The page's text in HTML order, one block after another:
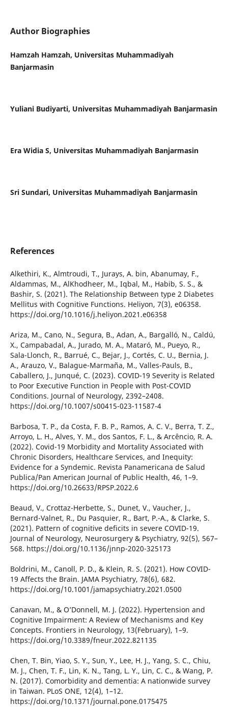
Author Biographies
Hamzah Hamzah, Universitas Muhammadiyah
Banjarmasin
Yuliani Budiyarti, Universitas Muhammadiyah Banjarmasin
Era Widia S, Universitas Muhammadiyah Banjarmasin
Sri Sundari, Universitas Muhammadiyah Banjarmasin
References
Alkethiri, K., Almtroudi, T., Jurays, A. bin, Abanumay, F.,
Aldammas, M., AlKhodheer, M., Iqbal, M., Habib, S. S., &
Bashir, S. (2021). The Relationship Between type 2 Diabetes
Mellitus with Cognitive Functions. Heliyon, 7(3), e06358.
https://doi.org/10.1016/j.heliyon.2021.e06358
Ariza, M., Cano, N., Segura, B., Adan, A., Bargalló, N., Caldú,
X., Campabadal, A., Jurado, M. A., Mataró, M., Pueyo, R.,
Sala-Llonch, R., Barrué, C., Bejar, J., Cortés, C. U., Bernia, J.
A., Arauzo, V., Balague-Marmaña, M., Valles-Pauls, B.,
Caballero, J., Junqué, C. (2023). COVID-19 Severity is Related
to Poor Executive Function in People with Post-COVID
Conditions. Journal of Neurology, 2392–2408.
https://doi.org/10.1007/s00415-023-11587-4
Barbosa, T. P., da Costa, F. B. P., Ramos, A. C. V., Berra, T. Z.,
Arroyo, L. H., Alves, Y. M., dos Santos, F. L., & Arcêncio, R. A.
(2022). Covid-19 Morbidity and Mortality Associated with
Chronic Disorders, Healthcare Services, and Inequity:
Evidence for a Syndemic. Revista Panamericana de Salud
Publica/Pan American Journal of Public Health, 46, 1–9.
https://doi.org/10.26633/RPSP.2022.6
Beaud, V., Crottaz-Herbette, S., Dunet, V., Vaucher, J.,
Bernard-Valnet, R., Du Pasquier, R., Bart, P.-A., & Clarke, S.
(2021). Pattern of cognitive deficits in severe COVID-19.
Journal of Neurology, Neurosurgery & Psychiatry, 92(5), 567–
568. https://doi.org/10.1136/jnnp-2020-325173
Boldrini, M., Canoll, P. D., & Klein, R. S. (2021). How COVID-
19 Affects the Brain. JAMA Psychiatry, 78(6), 682.
https://doi.org/10.1001/jamapsychiatry.2021.0500
Canavan, M., & O’Donnell, M. J. (2022). Hypertension and
Cognitive Impairment: A Review of Mechanisms and Key
Concepts. Frontiers in Neurology, 13(February), 1–9.
https://doi.org/10.3389/fneur.2022.821135
Chen, T. Bin, Yiao, S. Y., Sun, Y., Lee, H. J., Yang, S. C., Chiu,
M. J., Chen, T. F., Lin, K. N., Tang, L. Y., Lin, C. C., & Wang, P.
N. (2017). Comorbidity and dementia: A nationwide survey
in Taiwan. PLoS ONE, 12(4), 1–12.
https://doi.org/10.1371/journal.pone.0175475